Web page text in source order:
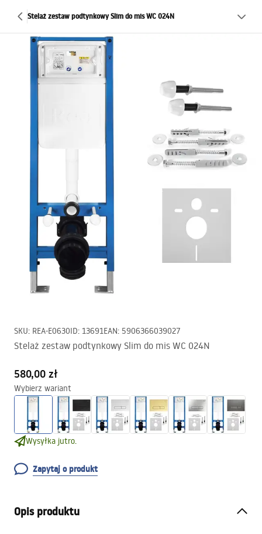
Stelaż zestaw podtynkowy Slim do mis WC 024N
SKU: REA-E0630ID: 13691EAN: 5906366039027
Stelaż zestaw podtynkowy Slim do mis WC 024N
580,00 zł
Wybierz wariant
Wysyłka jutro.
Zapytaj o produkt
Opis produktu